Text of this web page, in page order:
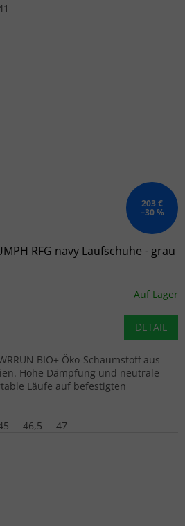
203 €
–30 %
RFG navy Laufschuhe - grau
Auf Lager
DETAIL
BIO+ Öko-Schaumstoff aus
Hohe Dämpfung und neutrale
Läufe auf befestigten
46,5 47